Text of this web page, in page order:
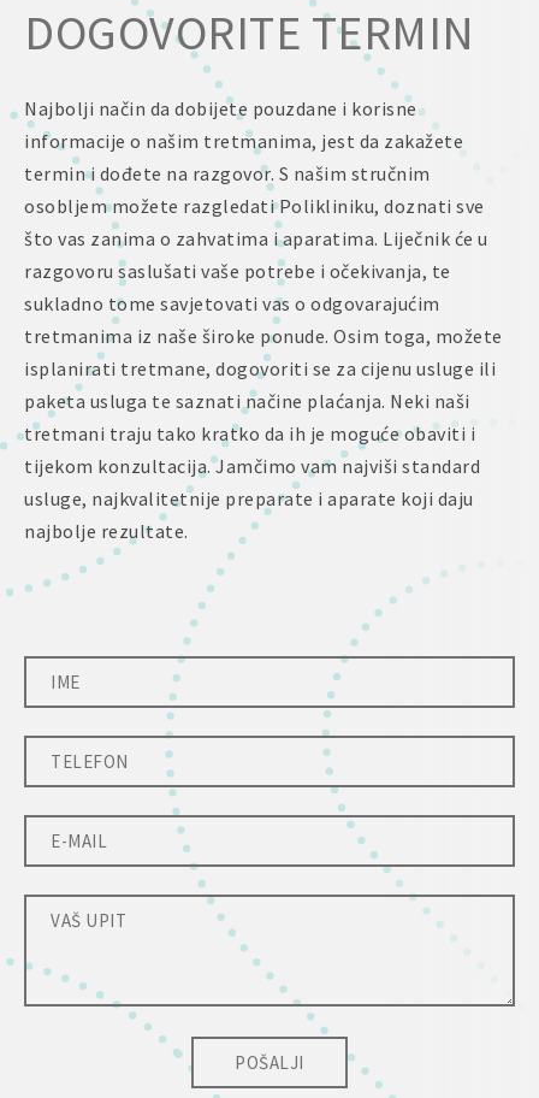
DOGOVORITE TERMIN
Najbolji način da dobijete pouzdane i korisne
informacije o našim tretmanima, jest da zakažete
termin i dođete na razgovor. S našim stručnim
osobljem možete razgledati Polikliniku, doznati sve
što vas zanima o zahvatima i aparatima. Liječnik će u
razgovoru saslušati vaše potrebe i očekivanja, te
sukladno tome savjetovati vas o odgovarajućim
tretmanima iz naše široke ponude. Osim toga, možete
isplanirati tretmane, dogovoriti se za cijenu usluge ili
paketa usluga te saznati načine plaćanja. Neki naši
tretmani traju tako kratko da ih je moguće obaviti i
tijekom konzultacija. Jamčimo vam najviši standard
usluge, najkvalitetnije preparate i aparate koji daju
najbolje rezultate.
POŠALJI